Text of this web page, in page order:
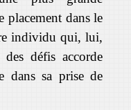
placement dans le
individu qui, lui,
défis accorde
dans sa prise de